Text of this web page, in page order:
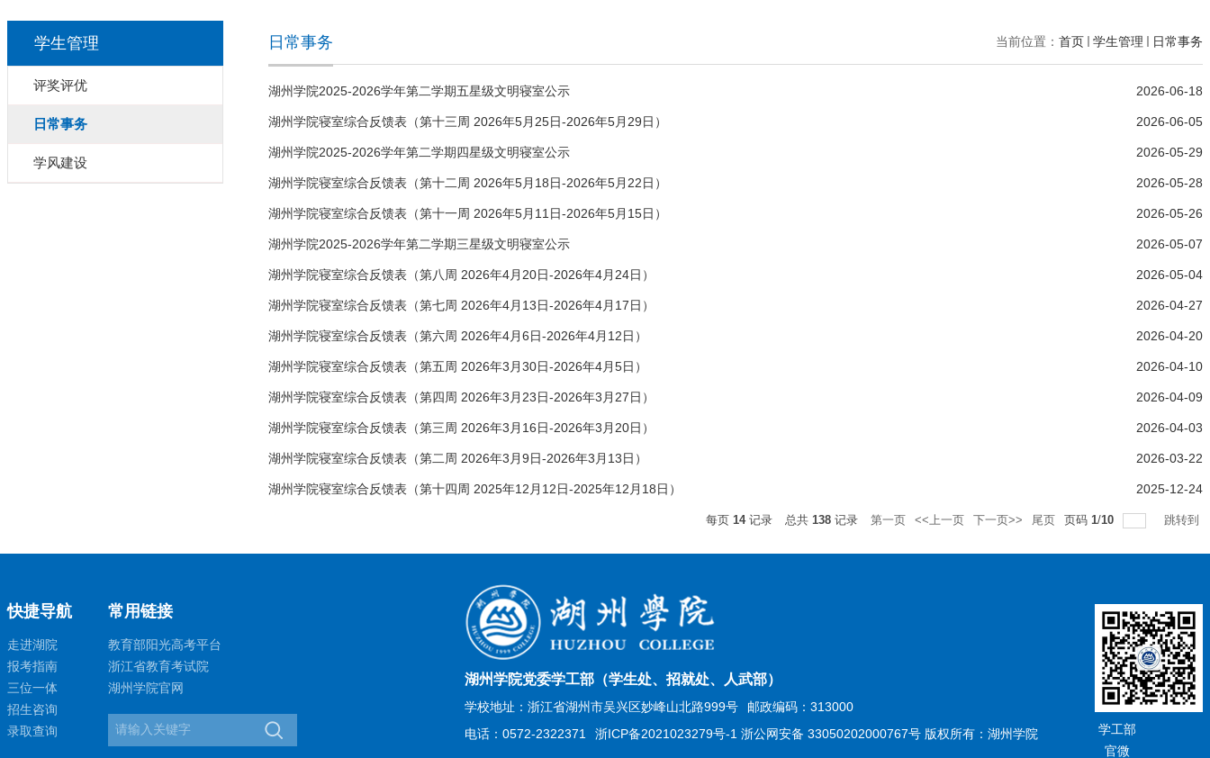
学生管理
评奖评优
日常事务
学风建设
当前位置： 首页 学生管理 日常事务
日常事务
湖州学院2025-2026学年第二学期五星级文明寝室公示 2026-06-18
湖州学院寝室综合反馈表（第十三周 2026年5月25日-2026年5月29日） 2026-06-05
湖州学院2025-2026学年第二学期四星级文明寝室公示 2026-05-29
湖州学院寝室综合反馈表（第十二周 2026年5月18日-2026年5月22日） 2026-05-28
湖州学院寝室综合反馈表（第十一周 2026年5月11日-2026年5月15日） 2026-05-26
湖州学院2025-2026学年第二学期三星级文明寝室公示 2026-05-07
湖州学院寝室综合反馈表（第八周 2026年4月20日-2026年4月24日） 2026-05-04
湖州学院寝室综合反馈表（第七周 2026年4月13日-2026年4月17日） 2026-04-27
湖州学院寝室综合反馈表（第六周 2026年4月6日-2026年4月12日） 2026-04-20
湖州学院寝室综合反馈表（第五周 2026年3月30日-2026年4月5日） 2026-04-10
湖州学院寝室综合反馈表（第四周 2026年3月23日-2026年3月27日） 2026-04-09
湖州学院寝室综合反馈表（第三周 2026年3月16日-2026年3月20日） 2026-04-03
湖州学院寝室综合反馈表（第二周 2026年3月9日-2026年3月13日） 2026-03-22
湖州学院寝室综合反馈表（第十四周 2025年12月12日-2025年12月18日） 2025-12-24
每页 14记录 总共 138 记录 第一页 <<上一页 下一页>> 尾页 页码 1/10 跳转到
快捷导航
走进湖院
报考指南
三位一体
招生咨询
录取查询
常用链接
教育部阳光高考平台
浙江省教育考试院
湖州学院官网
湖州学院党委学工部（学生处、招就处、人武部）
学校地址：浙江省湖州市吴兴区妙峰山北路999号
邮政编码：313000
电话：0572-2322371
浙ICP备2021023279号-1 浙公网安备 33050202000767号 版权所有：湖州学院
学工部
官微